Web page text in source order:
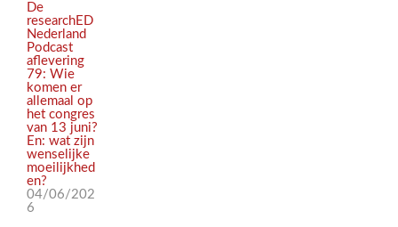
De
researchED
Nederland
Podcast
aflevering
79: Wie
komen er
allemaal op
het congres
van 13 juni?
En: wat zijn
wenselijke
moeilijkhed
en?
04/06/202
6